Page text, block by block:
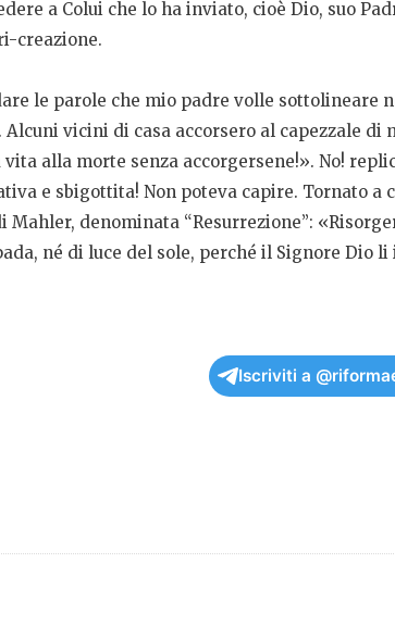
a Colui che lo ha inviato, cioè Dio, suo
creazione.
le parole che mio padre volle
vicini di casa accorsero al capezzale
alla morte senza accorgersene!». No!
e sbigottita! Non poteva capire. Tornato
Mahler, denominata “Resurrezione”:
né di luce del sole, perché il Signore Dio
Iscriviti a